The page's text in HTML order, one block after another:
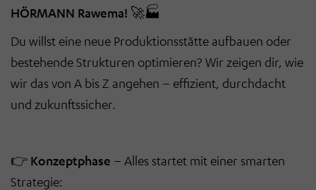
HÖRMANN Rawema! 🚀🏭
Du willst eine neue Produktionsstätte aufbauen oder
bestehende Strukturen optimieren? Wir zeigen dir, wie
wir das von A bis Z angehen – effizient, durchdacht
und zukunftssicher.
👉 Konzeptphase – Alles startet mit einer smarten
Strategie: